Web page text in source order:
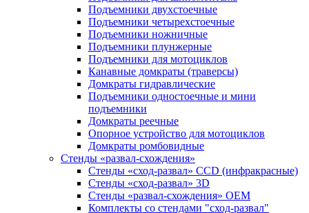
Подъемники двухстоечные
Подъемники четырехстоечные
Подъемники ножничные
Подъемники плунжерные
Подъемники для мотоциклов
Канавные домкраты (траверсы)
Домкраты гидравлические
Подъемники одностоечные и мини
подъемники
Домкраты реечные
Опорное устройство для мотоциклов
Домкраты ромбовидные
Стенды «развал-схождения»
Стенды «сход-развал» CCD (инфракрасные)
Стенды «сход-развал» 3D
Стенды «развал-схождения» ОЕМ
Комплекты со стендами "сход-развал"